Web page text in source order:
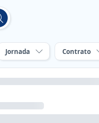
Jornada Contrato